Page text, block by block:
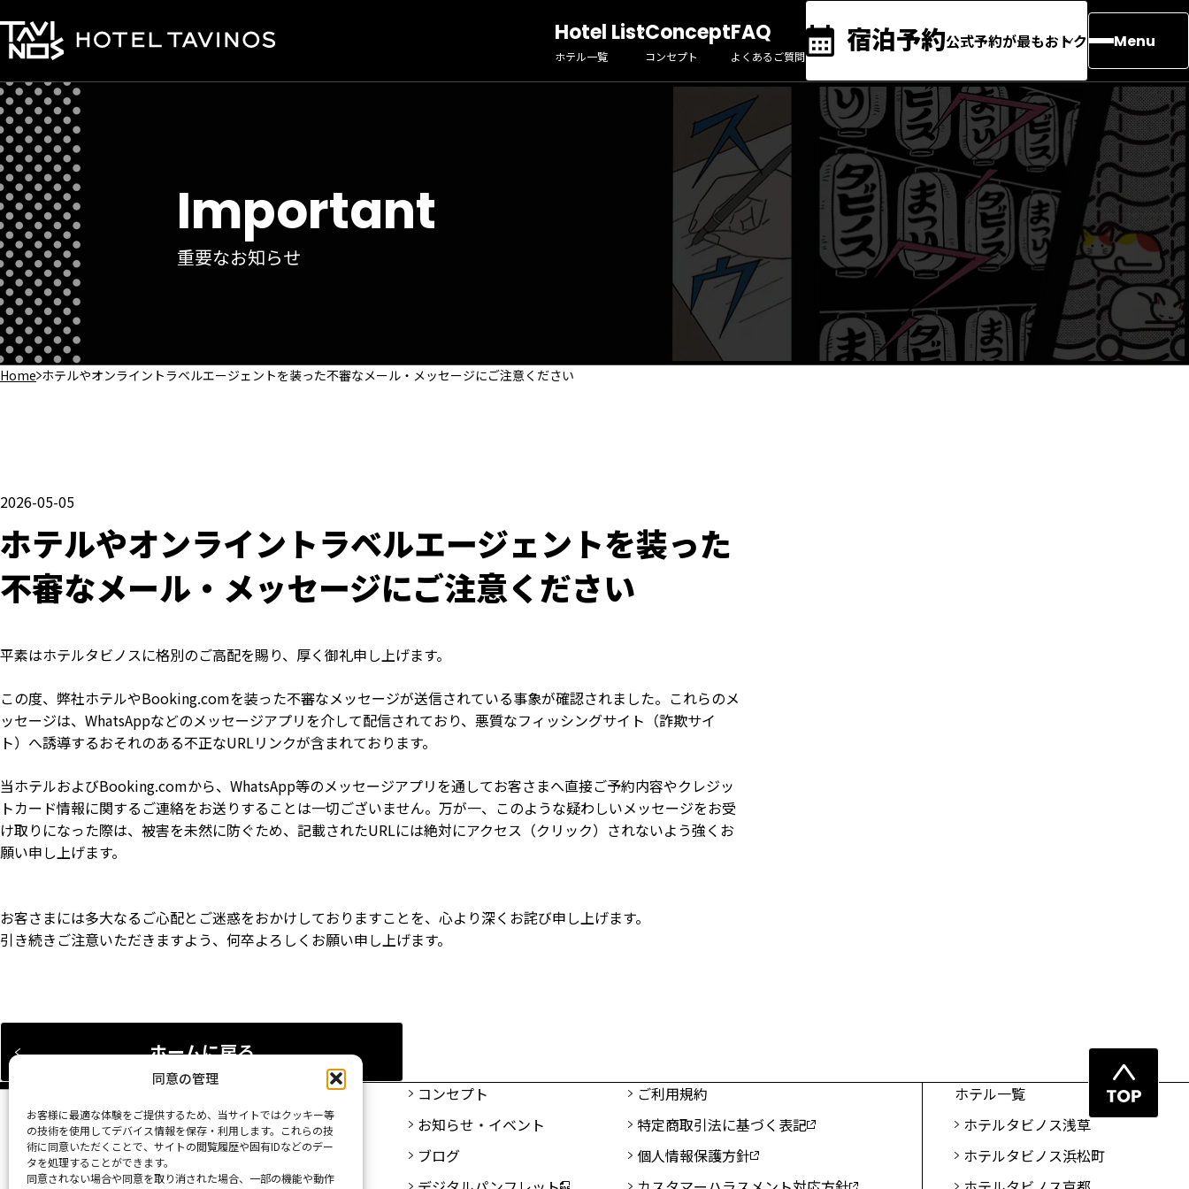
同意の管理
お客様に最適な体験をご提供するため、当サイトではクッキー等
の技術を使用してデバイス情報を保存・利用します。これらの技
術に同意いただくことで、サイトの閲覧履歴や固有IDなどのデー
タを処理することができます。
同意されない場合や同意を取り消された場合、一部の機能や動作
Hotel List
ホテル一覧
Concept
コンセプト
FAQ
よくあるご質問 宿泊予約公式予約が最もおトク Menu
Important
重要なお知らせ
Home ホテルやオンライントラベルエージェントを装った不審なメール・メッセージにご注意ください
2026-05-05
ホテルやオンライントラベルエージェントを装った
不審なメール・メッセージにご注意ください
平素はホテルタビノスに格別のご高配を賜り、厚く御礼申し上げます。
この度、弊社ホテルやBooking.comを装った不審なメッセージが送信されている事象が確認されました。これらのメ
ッセージは、WhatsAppなどのメッセージアプリを介して配信されており、悪質なフィッシングサイト（詐欺サイ
ト）へ誘導するおそれのある不正なURLリンクが含まれております。
当ホテルおよびBooking.comから、WhatsApp等のメッセージアプリを通してお客さまへ直接ご予約内容やクレジッ
トカード情報に関するご連絡をお送りすることは一切ございません。万が一、このような疑わしいメッセージをお受
け取りになった際は、被害を未然に防ぐため、記載されたURLには絶対にアクセス（クリック）されないよう強くお
願い申し上げます。
お客さまには多大なるご心配とご迷惑をおかけしておりますことを、心より深くお詫び申し上げます。
引き続きご注意いただきますよう、何卒よろしくお願い申し上げます。
ホームに戻る
ペ
ー
コンセプト
お知らせ・イベント
ブログ
ご利用規約
特定商取引法に基づく表記
個人情報保護方針
ホテル一覧
ホテルタビノス浅草
ホテルタビノス浜松町